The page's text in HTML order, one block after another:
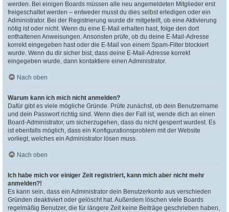
werden. Bei einigen Boards müssen alle neu angemeldeten Mitglieder erst
freigeschaltet werden – entweder musst du dies selbst erledigen oder ein
Administrator. Bei der Registrierung wurde dir mitgeteilt, ob eine Aktivierung
nötig ist oder nicht. Wenn du eine E-Mail erhalten hast, folge den dort
enthaltenen Anweisungen. Ansonsten prüfe, ob du deine E-Mail-Adresse
korrekt eingegeben hast oder die E-Mail von einem Spam-Filter blockiert
wurde. Wenn du dir sicher bist, dass deine E-Mail-Adresse korrekt
eingegeben wurde, dann kontaktiere einen Administrator.
Nach oben
Warum kann ich mich nicht anmelden?
Dafür gibt es viele mögliche Gründe. Prüfe zunächst, ob dein Benutzername
und dein Passwort richtig sind. Wenn dies der Fall ist, wende dich an einen
Board-Administrator, um sicherzugehen, dass du nicht gesperrt wurdest. Es
ist ebenfalls möglich, dass ein Konfigurationsproblem mit der Website
vorliegt, welches ein Administrator lösen muss.
Nach oben
Ich habe mich vor einiger Zeit registriert, kann mich aber nicht mehr
anmelden?!
Es kann sein, dass ein Administrator dein Benutzerkonto aus verschieden
Gründen deaktiviert oder gelöscht hat. Außerdem löschen viele Boards
regelmäßig Benutzer, die für längere Zeit keine Beiträge geschrieben haben,